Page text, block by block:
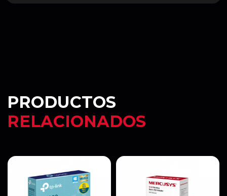
PRODUCTOS
RELACIONADOS